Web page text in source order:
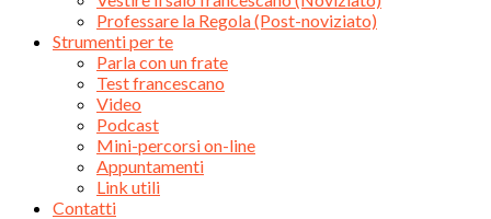
Professare la Regola (Post-noviziato)
Strumenti per te
Parla con un frate
Test francescano
Video
Podcast
Mini-percorsi on-line
Appuntamenti
Link utili
Contatti